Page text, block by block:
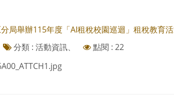
局舉辦115年度「AI租稅校園巡迴」租稅教育
分類 : 活動資訊、
點閱 : 22